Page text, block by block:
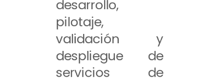
desarrollo,
pilotaje,
validación y
despliegue de
servicios de